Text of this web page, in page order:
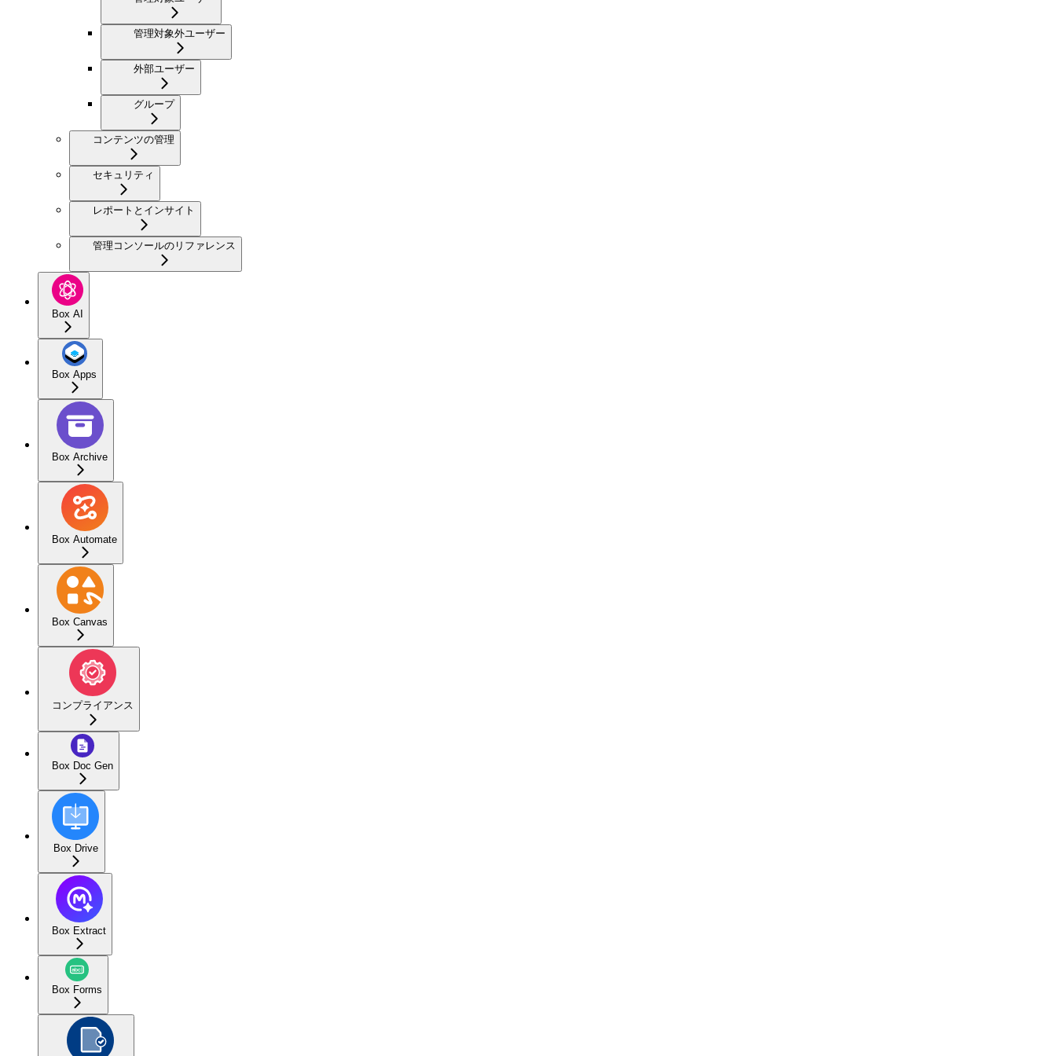
管理対象外ユーザー
外部ユーザー
グループ
コンテンツの管理
セキュリティ
レポートとインサイト
管理コンソールのリファレンス
Box AI
Box Apps
Box Archive
Box Automate
Box Canvas
コンプライアンス
Box Doc Gen
Box Drive
Box Extract
Box Forms